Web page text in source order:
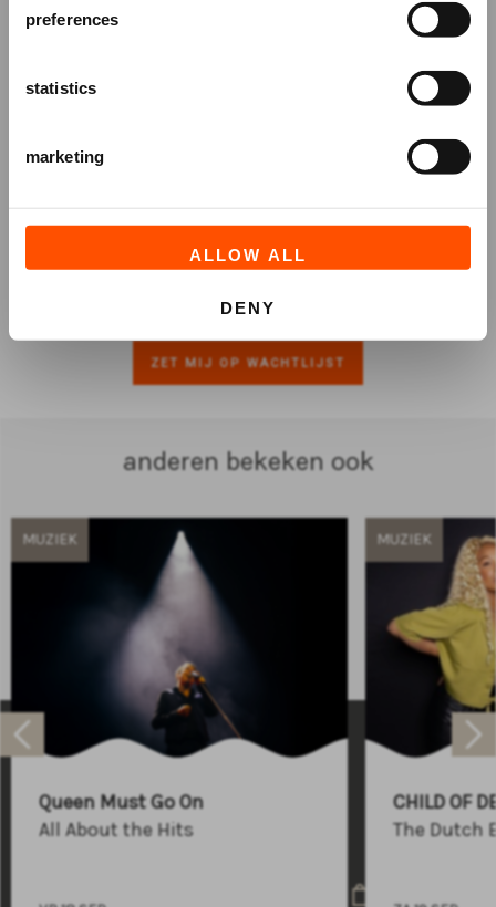
preferences
statistics
marketing
ALLOW ALL
DENY
ZET MIJ OP WACHTLIJST
anderen bekeken ook
MUZIEK
Queen Must Go On
All About the Hits
MUZIEK
CHILD OF
The Dutch
+31 (0)591 - 850 856
info@atlastheater.nl